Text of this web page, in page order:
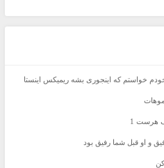
خواستم که اینجوری بشه ریمیکس اینستا
هرست 1
و او قبل شما رفیق بود